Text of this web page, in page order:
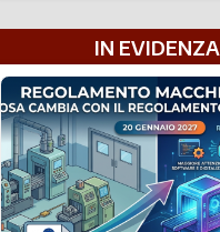
IN EVIDENZA